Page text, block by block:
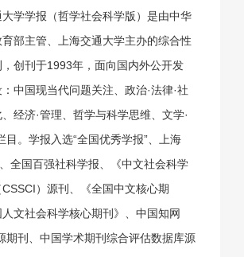
大学学报（哲学社会科学版）是由中华
育部主管、上海交通大学主办的综合性
，创刊于1993年，面向国内外公开发
中国现当代问题关注、政治·法律·社
经济·管理、哲学与科学思维、文学·
目。学报入选“全国优秀学报”、上海
全国百强社科学报、《中文社会科学
）源刊、《全国中文核心期
文社会科学核心期刊》、中国知网
期刊、中国学术期刊综合评估数据库源